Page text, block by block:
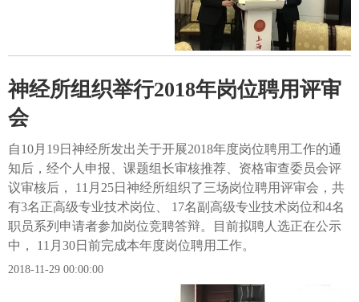
神经所组织举行2018年岗位聘用评审
会
自10月19日神经所发出关于开展2018年度岗位聘用工作的通
知后，经个人申报、课题组长审核推荐、资格审查委员会评
议审核后， 11月25日神经所组织了三场岗位聘用评审会，共
有3名正高级专业技术岗位、 17名副高级专业技术岗位和4名
职员系列申请者参加岗位竞聘答辩。目前拟聘人选正在公示
中， 11月30日前完成本年度岗位聘用工作。
2018-11-29 00:00:00